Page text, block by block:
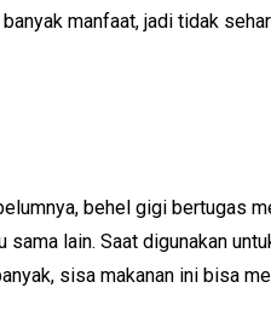
manfaat, jadi tidak
behel gigi bertugas
lain. Saat digunakan
sisa makanan ini bisa